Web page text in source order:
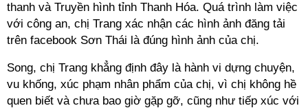
thanh và Truyền hình tỉnh Thanh Hóa. Quá trình làm việc
với công an, chị Trang xác nhận các hình ảnh đăng tải
trên facebook Sơn Thái là đúng hình ảnh của chị.
Song, chị Trang khẳng định đây là hành vi dựng chuyện,
vu khống, xúc phạm nhân phẩm của chị, vì chị không hề
quen biết và chưa bao giờ gặp gỡ, cũng như tiếp xúc với